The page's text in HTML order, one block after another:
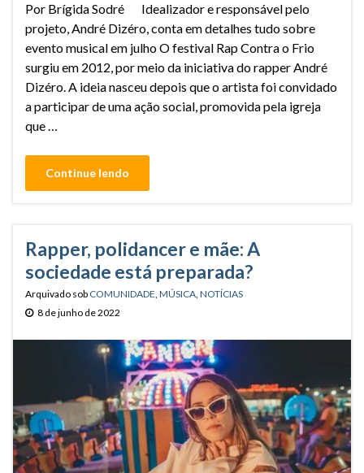
Por Brígida Sodré Idealizador e responsável pelo
projeto, André Dizéro, conta em detalhes tudo sobre
evento musical em julho O festival Rap Contra o Frio
surgiu em 2012, por meio da iniciativa do rapper André
Dizéro. A ideia nasceu depois que o artista foi convidado
a participar de uma ação social, promovida pela igreja
que …
Continue lendo
Rapper, polidancer e mãe: A
sociedade está preparada?
Arquivado sob COMUNIDADE, MÚSICA, NOTÍCIAS
8 de junho de 2022